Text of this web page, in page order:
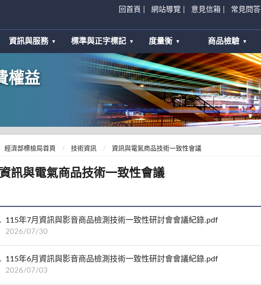
回首頁 網站導覽 意見信箱 常見問答
資訊與服務 標準與正字標記 度量衡 商品檢驗
權益
經濟部標檢局首頁 技術資訊 資訊與電氣商品技術一致性會議
資訊與電氣商品技術一致性會議
115年7月資訊與影音商品檢測技術一致性研討會會議紀錄.pdf
2026/07/30
115年6月資訊與影音商品檢測技術一致性研討會會議紀錄.pdf
2026/07/03